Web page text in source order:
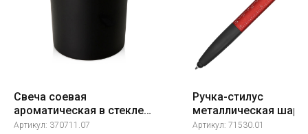
Свеча соевая
ароматическая в стекле
"Niort", черная
Артикул: 370711.07
Ручка-стилус
металлическая
Артикул: 71530.01